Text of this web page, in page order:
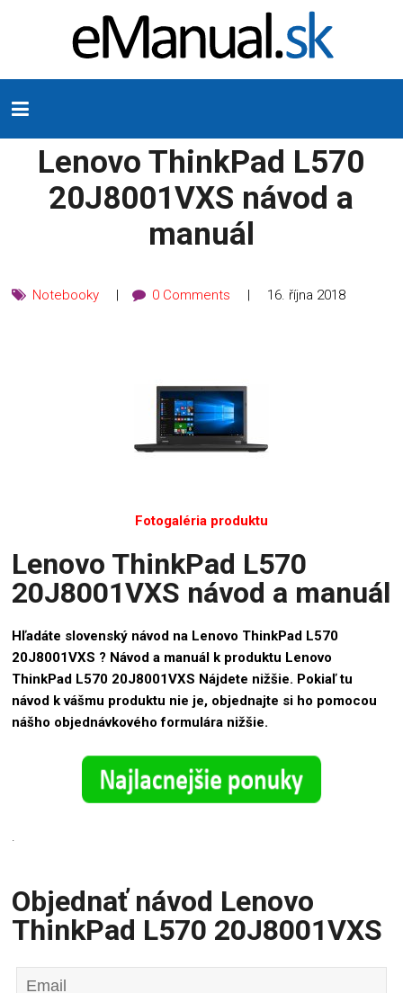
Lenovo ThinkPad L570
20J8001VXS návod a
manuál
Notebooky 0 Comments 16. října 2018
Fotogaléria produktu
Lenovo ThinkPad L570
20J8001VXS návod a manuál
Hľadáte slovenský návod na Lenovo ThinkPad L570
20J8001VXS ? Návod a manuál k produktu Lenovo
ThinkPad L570 20J8001VXS Nájdete nižšie. Pokiaľ tu
návod k vášmu produktu nie je, objednajte si ho pomocou
nášho objednávkového formulára nižšie.
.
Objednať návod Lenovo
ThinkPad L570 20J8001VXS